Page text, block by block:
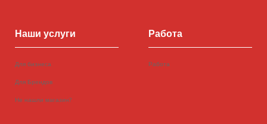
Наши услуги
Для бизнеса
Для Брендов
Не нашли магазин?
Работа
Работа